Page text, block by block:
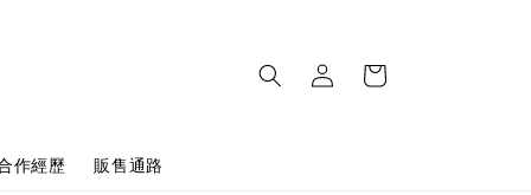
作經歷 販售通路